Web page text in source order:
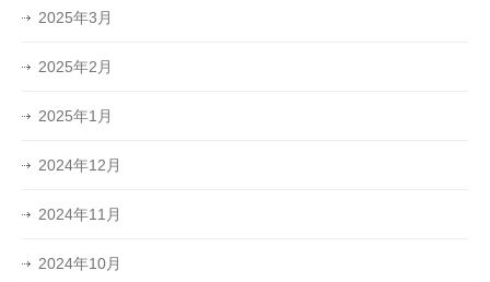
2025年3月
2025年2月
2025年1月
2024年12月
2024年11月
2024年10月